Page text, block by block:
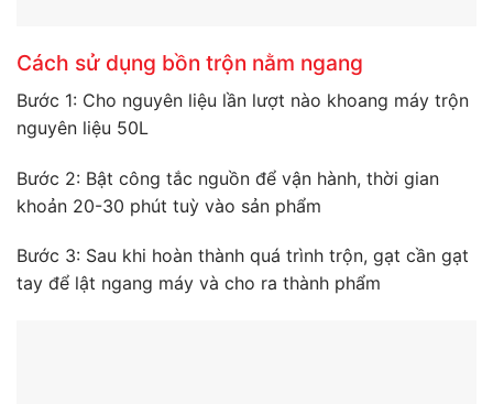
Cách sử dụng bồn trộn nằm ngang
Bước 1: Cho nguyên liệu lần lượt nào khoang máy trộn
nguyên liệu 50L
Bước 2: Bật công tắc nguồn để vận hành, thời gian
khoản 20-30 phút tuỳ vào sản phẩm
Bước 3: Sau khi hoàn thành quá trình trộn, gạt cần gạt
tay để lật ngang máy và cho ra thành phẩm